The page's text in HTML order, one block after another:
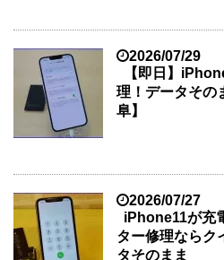
2026/07/29
【即日】
理！データその
阜】
2026/07/27
iPhone11が充
ター修理ならク
タそのまま